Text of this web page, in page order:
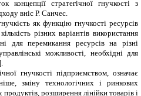
концепції стратегічної гнучкості з
вніс Р. Санчес.
як функцію гнучкості ресурсів
різних варіантів використання
для перемикання ресурсів на різні
можливості, необхідні для
гнучкості підприємством, означає
зміну технологічних і ринкових
розширення лінійки товарів і